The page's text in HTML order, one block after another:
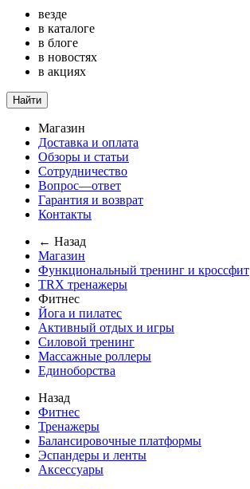
везде
в каталоге
в блоге
в новостях
в акциях
Найти
Магазин
Доставка и оплата
Обзоры и статьи
Сотрудничество
Вопрос—ответ
Гарантия и возврат
Контакты
← Назад
Магазин
Функциональный тренинг и кроссфит
TRX тренажеры
Фитнес
Йога и пилатес
Активный отдых и игры
Силовой тренинг
Массажные роллеры
Единоборства
Назад
Фитнес
Тренажеры
Балансировочные платформы
Эспандеры и ленты
Аксессуары